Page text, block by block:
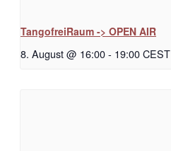
TangofreiRaum -> OPEN AIR
8. August @ 16:00- 19:00CEST